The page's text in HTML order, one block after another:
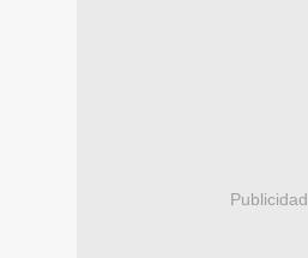
Publicidad